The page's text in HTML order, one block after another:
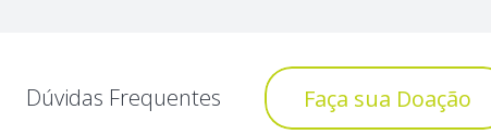
Dúvidas Frequentes Faça sua Doação